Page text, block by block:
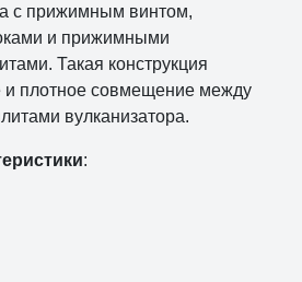
с прижимным винтом,
и прижимными
Такая конструкция
и плотное совмещение между
вулканизатора.
: